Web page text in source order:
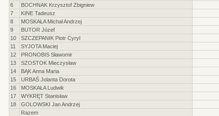
6
BOCHNAK Krzysztof Zbigniew
7
KINE Tadeusz
8
MOSKAŁA Michał Andrzej
9
BUTOR Józef
10
SZCZEPANIK Piotr Cyryl
11
SYJOTA Maciej
12
PRONOBIS Sławomir
13
SZOSTOK Mieczysław
14
BĄK Anna Maria
15
URBAŚ Jolanta Dorota
16
MOSKAŁA Ludwik
17
WYKRĘT Stanisław
18
GOLOWSKI Jan Andrzej
Razem